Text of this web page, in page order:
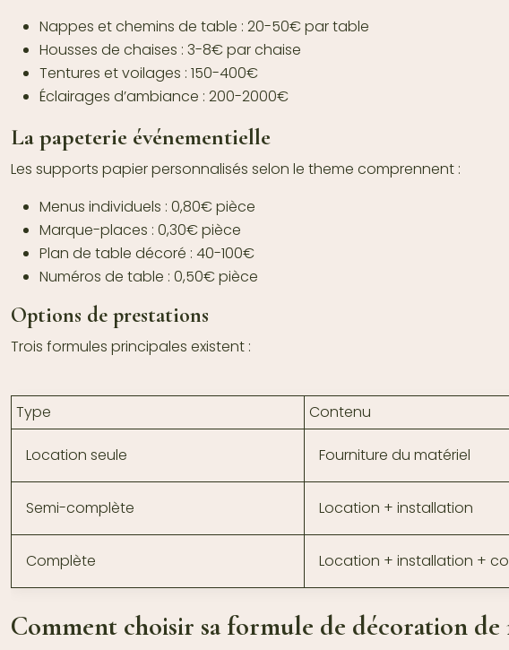
Nappes et chemins de table : 20-50€ par table
Housses de chaises : 3-8€ par chaise
Tentures et voilages : 150-400€
Éclairages d’ambiance : 200-2000€
La papeterie événementielle
Les supports papier personnalisés selon le theme comprennent :
Menus individuels : 0,80€ pièce
Marque-places : 0,30€ pièce
Plan de table décoré : 40-100€
Numéros de table : 0,50€ pièce
Options de prestations
Trois formules principales existent :
Type Contenu
Location seule Fourniture du matériel
Semi-complète Location + installation
Complète Location + installation +
Comment choisir sa formule de décoration de